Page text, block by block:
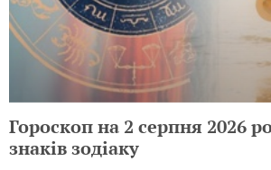
Гороскоп на 2 серпня 2026
знаків зодіаку